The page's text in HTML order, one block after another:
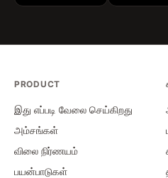
PRODUCT
இது எப்படி வேலை செய்கிறது
அம்சங்கள்
விலை நிர்ணயம்
பயன்பாடுகள்